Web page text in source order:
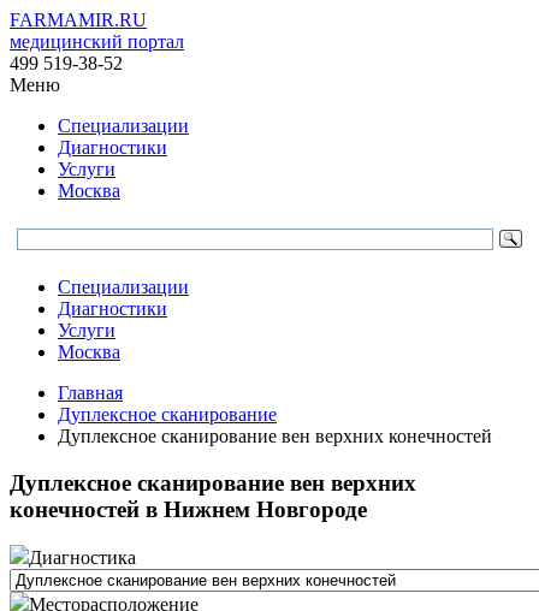
FARMAMIR.RU
медицинский портал
499 519-38-52
Меню
Специализации
Диагностики
Услуги
Москва
Специализации
Диагностики
Услуги
Москва
Главная
Дуплексное сканирование
Дуплексное сканирование вен верхних конечностей
Дуплексное сканирование вен верхних
конечностей в Нижнем Новгороде
Диагностика
Месторасположение